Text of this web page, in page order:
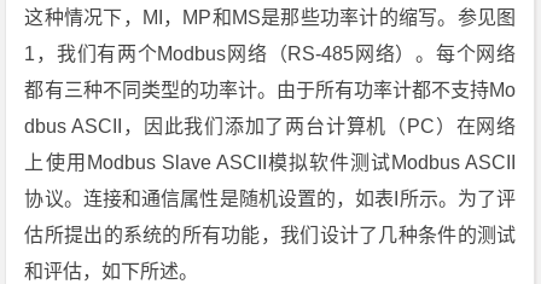
这种情况下，MI ， MP和MS是那些功率计的缩写。参见图
1，我们有两个Modbus网络（RS-485网络）。每个网络
都有三种不同类型的功率计。由于所有功率计都不支持Mo
dbus ASCII，因此我们添加了两台计算机（PC）在网络
上使用Modbus Slave ASCII模拟软件测试Modbus ASCII
协议。连接和通信属性是随机设置的，如表I所示。为了评
估所提出的系统的所有功能，我们设计了几种条件的测试
和评估，如下所述。